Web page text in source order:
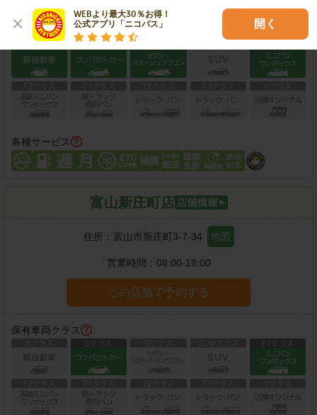
WEBより最大30％お得！
公式アプリ「ニコパス」
開く
保有車両クラス
各種サービス
富山新庄町店
住所： 富山市新庄町3-7-34 地図
営業時間： 08:00-19:00
この店舗で予約する
保有車両クラス